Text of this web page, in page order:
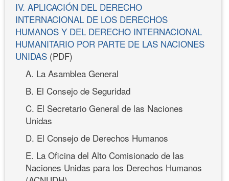
IV. APLICACIÓN DEL DERECHO
INTERNACIONAL DE LOS DERECHOS
HUMANOS Y DEL DERECHO INTERNACIONAL
HUMANITARIO POR PARTE DE LAS NACIONES
UNIDAS (PDF)
A. La Asamblea General
B. El Consejo de Seguridad
C. El Secretario General de las Naciones
Unidas
D. El Consejo de Derechos Humanos
E. La Oficina del Alto Comisionado de las
Naciones Unidas para los Derechos Humanos